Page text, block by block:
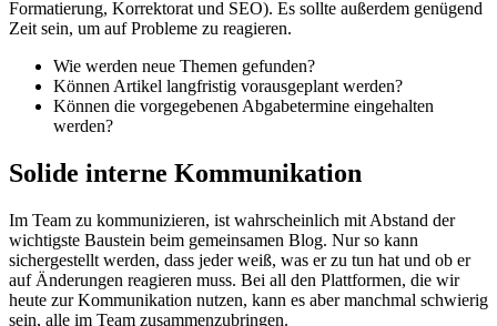
Formatierung, Korrektorat und SEO). Es sollte außerdem genügend
Zeit sein, um auf Probleme zu reagieren.
Wie werden neue Themen gefunden?
Können Artikel langfristig vorausgeplant werden?
Können die vorgegebenen Abgabetermine eingehalten
werden?
Solide interne Kommunikation
Im Team zu kommunizieren, ist wahrscheinlich mit Abstand der
wichtigste Baustein beim gemeinsamen Blog. Nur so kann
sichergestellt werden, dass jeder weiß, was er zu tun hat und ob er
auf Änderungen reagieren muss. Bei all den Plattformen, die wir
heute zur Kommunikation nutzen, kann es aber manchmal schwierig
sein, alle im Team zusammenzubringen.